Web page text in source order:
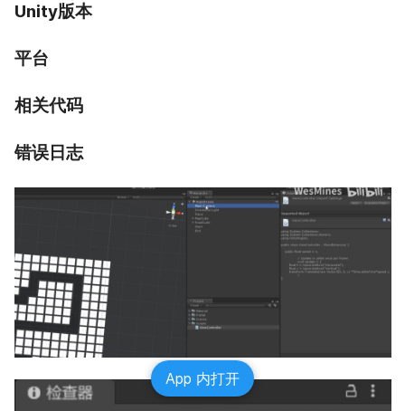
Unity版本
平台
相关代码
错误日志
App 内打开